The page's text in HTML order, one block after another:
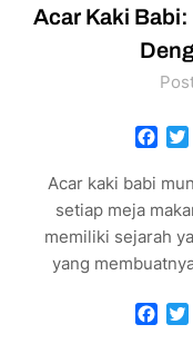
Acar Kaki
Acar kaki babi
setiap meja
memiliki sejarah
yang